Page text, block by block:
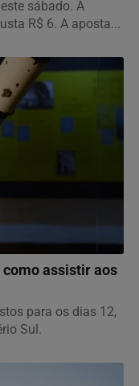
sábado. A
R$ 6. A aposta...
assistir aos
para os dias 12,
Sul.